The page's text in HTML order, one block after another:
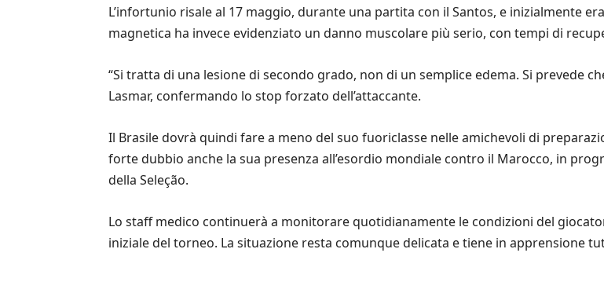
L’infortunio risale al 17 maggio, durante una partita con il Santos, e inizialmente
magnetica ha invece evidenziato un danno muscolare più serio, con tempi di
“Si tratta di una lesione di secondo grado, non di un semplice edema. Si prevede
Lasmar, confermando lo stop forzato dell’attaccante.
Il Brasile dovrà quindi fare a meno del suo fuoriclasse nelle amichevoli di
forte dubbio anche la sua presenza all’esordio mondiale contro il Marocco, in
della Seleção.
Lo staff medico continuerà a monitorare quotidianamente le condizioni del
iniziale del torneo. La situazione resta comunque delicata e tiene in apprensione